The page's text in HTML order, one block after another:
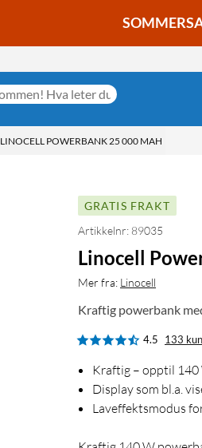
LINOCELL POWERBANK 25 000 MAH
GRATIS FRAKT
Artikkelnr: 89035
Linocell
Mer fra: Linocell
Kraftig powerbank
4.5 133
Kraftig – opptil 140
Display som bl.a.
Laveffektsmodus